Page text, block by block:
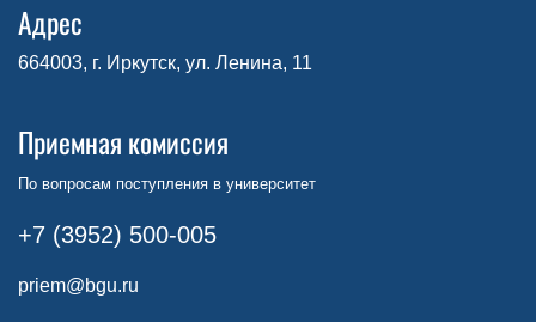
Адрес
664003, г. Иркутск, ул. Ленина, 11
Приемная комиссия
По вопросам поступления в университет
+7 (3952) 500-005
priem@bgu.ru